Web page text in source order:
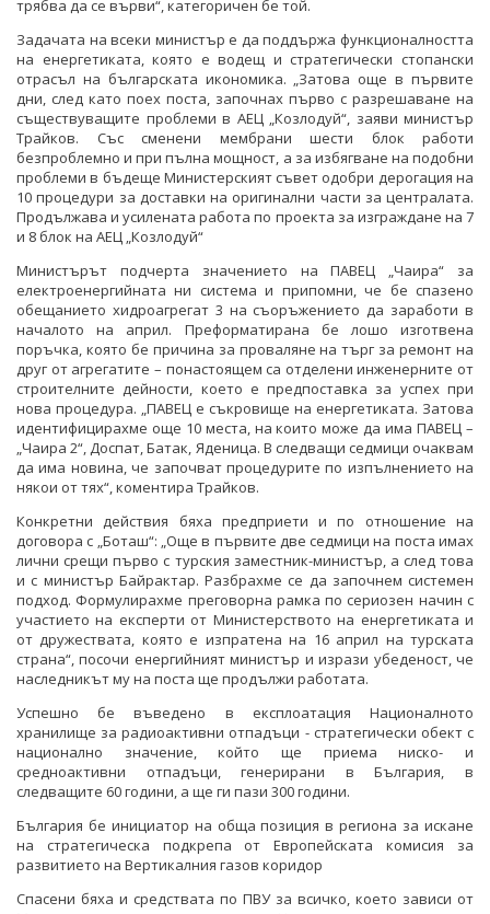
трябва да се върви“, категоричен бе той.
Задачата на всеки министър е да поддържа функционалността
на енергетиката, която е водещ и стратегически стопански
отрасъл на българската икономика. „Затова още в първите
дни, след като поех поста, започнах първо с разрешаване на
съществуващите проблеми в АЕЦ „Козлодуй“, заяви министър
Трайков. Със сменени мембрани шести блок работи
безпроблемно и при пълна мощност, а за избягване на подобни
проблеми в бъдеще Министерският съвет одобри дерогация на
10 процедури за доставки на оригинални части за централата.
Продължава и усилената работа по проекта за изграждане на 7
и 8 блок на АЕЦ „Козлодуй“
Министърът подчерта значението на ПАВЕЦ „Чаира“ за
електроенергийната ни система и припомни, че бе спазено
обещанието хидроагрегат 3 на съоръжението да заработи в
началото на април. Преформатирана бе лошо изготвена
поръчка, която бе причина за проваляне на търг за ремонт на
друг от агрегатите – понастоящем са отделени инженерните от
строителните дейности, което е предпоставка за успех при
нова процедура. „ПАВЕЦ е съкровище на енергетиката. Затова
идентифицирахме още 10 места, на които може да има ПАВЕЦ –
„Чаира 2“, Доспат, Батак, Яденица. В следващи седмици очаквам
да има новина, че започват процедурите по изпълнението на
някои от тях“, коментира Трайков.
Конкретни действия бяха предприети и по отношение на
договора с „Боташ“: „Още в първите две седмици на поста имах
лични срещи първо с турския заместник-министър, а след това
и с министър Байрактар. Разбрахме се да започнем системен
подход. Формулирахме преговорна рамка по сериозен начин с
участието на експерти от Министерството на енергетиката и
от дружествата, която е изпратена на 16 април на турската
страна“, посочи енергийният министър и изрази убеденост, че
наследникът му на поста ще продължи работата.
Успешно бе въведено в експлоатация Националното
хранилище за радиоактивни отпадъци - стратегически обект с
национално значение, който ще приема ниско- и
средноактивни отпадъци, генерирани в България, в
следващите 60 години, а ще ги пази 300 години.
България бе инициатор на обща позиция в региона за искане
на стратегическа подкрепа от Европейската комисия за
развитието на Вертикалния газов коридор
Спасени бяха и средствата по ПВУ за всичко, което зависи от